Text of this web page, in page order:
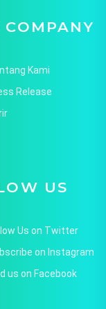
COMPANY
Kami
Release
US
Us on Twitter
on Instagram
us on Facebook